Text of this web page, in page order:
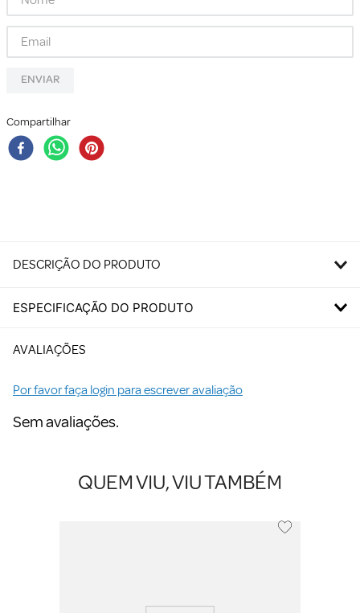
ENVIAR
Compartilhar
DESCRIÇÃO DO PRODUTO
ESPECIFICAÇÃO DO PRODUTO
AVALIAÇÕES
Por favor faça login para escrever avaliação
Sem avaliações.
QUEM VIU, VIU TAMBÉM